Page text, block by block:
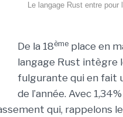
Le langage Rust entre
De la 18ème place en
langage Rust intègre
fulgurante qui en fait
de l’année. Avec
qui, rappelons